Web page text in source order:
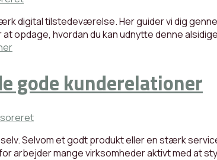
digital tilstedeværelse. Her guider vi dig
opdage, hvordan du kan udnytte denne
gode kunderelationer
Selvom et godt produkt eller en stærk
arbejder mange virksomheder aktivt med at